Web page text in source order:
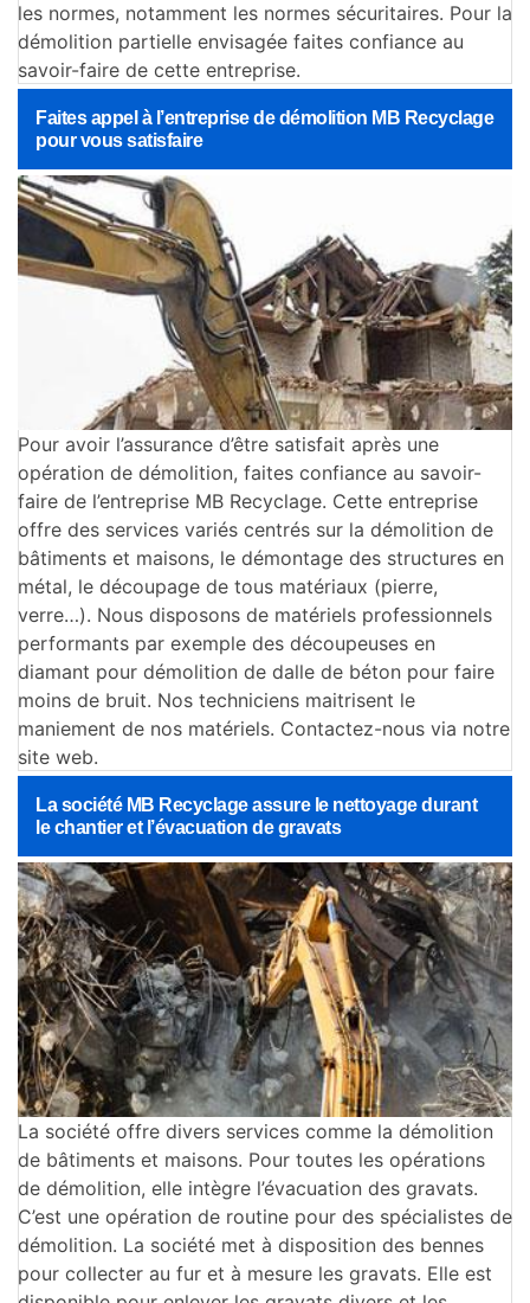
les normes, notamment les normes sécuritaires. Pour la
démolition partielle envisagée faites confiance au
savoir-faire de cette entreprise.
Faites appel à l’entreprise de démolition MB Recyclage
pour vous satisfaire
Pour avoir l’assurance d’être satisfait après une
opération de démolition, faites confiance au savoir-
faire de l’entreprise MB Recyclage. Cette entreprise
offre des services variés centrés sur la démolition de
bâtiments et maisons, le démontage des structures en
métal, le découpage de tous matériaux (pierre,
verre…). Nous disposons de matériels professionnels
performants par exemple des découpeuses en
diamant pour démolition de dalle de béton pour faire
moins de bruit. Nos techniciens maitrisent le
maniement de nos matériels. Contactez-nous via notre
site web.
La société MB Recyclage assure le nettoyage durant
le chantier et l’évacuation de gravats
La société offre divers services comme la démolition
de bâtiments et maisons. Pour toutes les opérations
de démolition, elle intègre l’évacuation des gravats.
C’est une opération de routine pour des spécialistes de
démolition. La société met à disposition des bennes
pour collecter au fur et à mesure les gravats. Elle est